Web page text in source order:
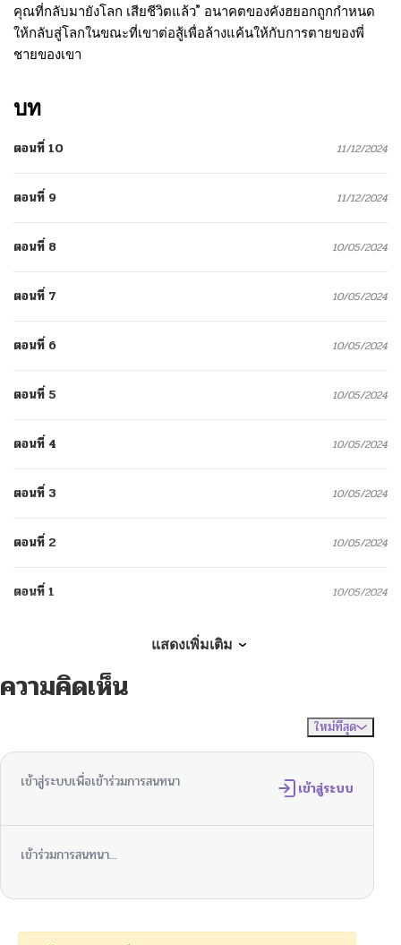
คุณที่กลับมายังโลก เสียชีวิตแล้ว” อนาคตของคังฮยอกถูกกำหนด
ให้กลับสู่โลกในขณะที่เขาต่อสู้เพื่อล้างแค้นให้กับการตายของพี่
ชายของเขา
บท
ตอนที่ 10 11/12/2024
ตอนที่ 9 11/12/2024
ตอนที่ 8 10/05/2024
ตอนที่ 7 10/05/2024
ตอนที่ 6 10/05/2024
ตอนที่ 5 10/05/2024
ตอนที่ 4 10/05/2024
ตอนที่ 3 10/05/2024
ตอนที่ 2 10/05/2024
ตอนที่ 1 10/05/2024
แสดงเพิ่มเติม
ความคิดเห็น
ใหม่ที่สุด
เข้าสู่ระบบเพื่อเข้าร่วมการสนทนา เข้าสู่ระบบ
เข้าร่วมการสนทนา...